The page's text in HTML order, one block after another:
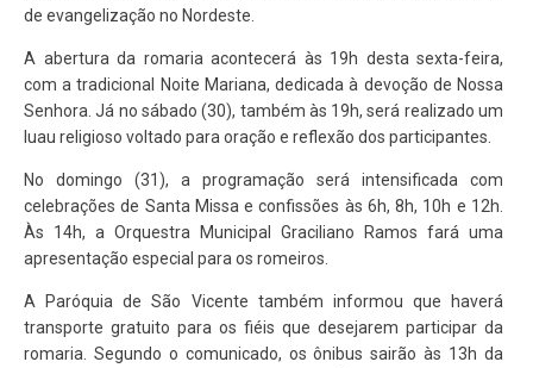
de evangelização no Nordeste.
A abertura da romaria acontecerá às 19h desta sexta-feira,
com a tradicional Noite Mariana, dedicada à devoção de Nossa
Senhora. Já no sábado (30), também às 19h, será realizado um
luau religioso voltado para oração e reflexão dos participantes.
No domingo (31), a programação será intensificada com
celebrações de Santa Missa e confissões às 6h, 8h, 10h e 12h.
Às 14h, a Orquestra Municipal Graciliano Ramos fará uma
apresentação especial para os romeiros.
A Paróquia de São Vicente também informou que haverá
transporte gratuito para os fiéis que desejarem participar da
romaria. Segundo o comunicado, os ônibus sairão às 13h da